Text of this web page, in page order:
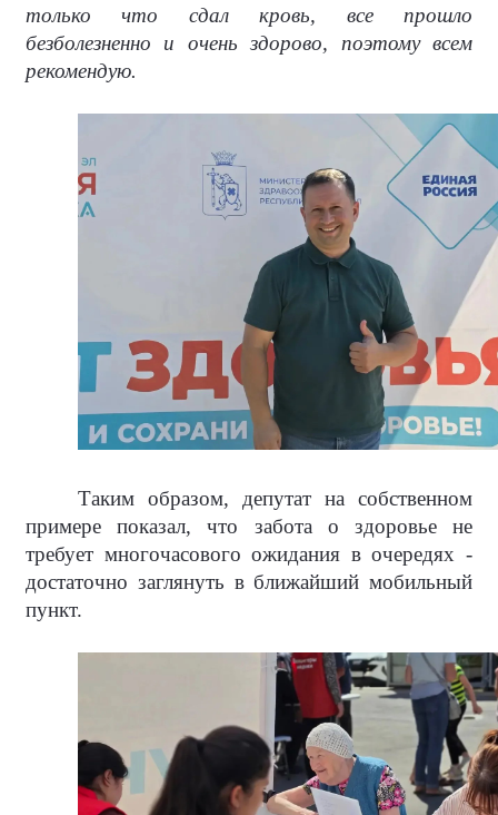
только что сдал кровь, все прошло
безболезненно и очень здорово, поэтому всем
рекомендую.
Таким образом, депутат на собственном
примере показал, что забота о здоровье не
требует многочасового ожидания в очередях -
достаточно заглянуть в ближайший мобильный
пункт.